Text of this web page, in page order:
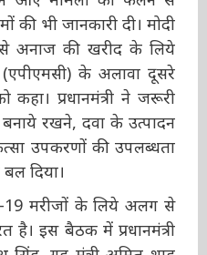
गए कदमों की भी
से किसानों से अनाज
बाजार समिति
पर विचार करने
चिकित्सा उत्पादों की
के लिये कच्चे माल
सुनिश्चित की
19 मरीजों के लिये अलग से
जरूरत है। इस बैठक में